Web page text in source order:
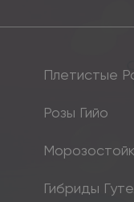
Плетистые
Розы Гийо
Гибриды